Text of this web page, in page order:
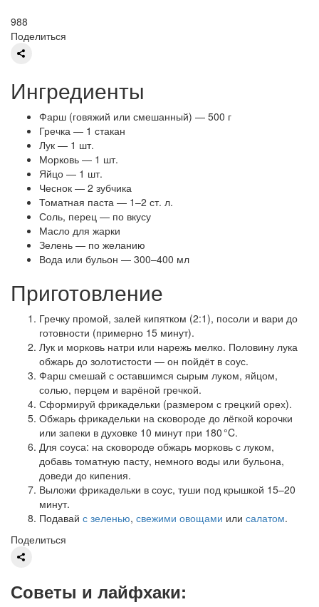
988
Поделиться
Ингредиенты
Фарш (говяжий или смешанный) — 500 г
Гречка — 1 стакан
Лук — 1 шт.
Морковь — 1 шт.
Яйцо — 1 шт.
Чеснок — 2 зубчика
Томатная паста — 1–2 ст. л.
Соль, перец — по вкусу
Масло для жарки
Зелень — по желанию
Вода или бульон — 300–400 мл
Приготовление
Гречку промой, залей кипятком (2:1), посоли и вари до
готовности (примерно 15 минут).
Лук и морковь натри или нарежь мелко. Половину лука
обжарь до золотистости — он пойдёт в соус.
Фарш смешай с оставшимся сырым луком, яйцом,
солью, перцем и варёной гречкой.
Сформируй фрикадельки (размером с грецкий орех).
Обжарь фрикадельки на сковороде до лёгкой корочки
или запеки в духовке 10 минут при 180 °C.
Для соуса: на сковороде обжарь морковь с луком,
добавь томатную пасту, немного воды или бульона,
доведи до кипения.
Выложи фрикадельки в соус, туши под крышкой 15–20
минут.
Подавай с зеленью, свежими овощами или салатом.
Поделиться
Советы и лайфхаки: